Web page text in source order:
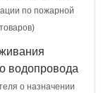
по пожарной
водопровода
о назначении